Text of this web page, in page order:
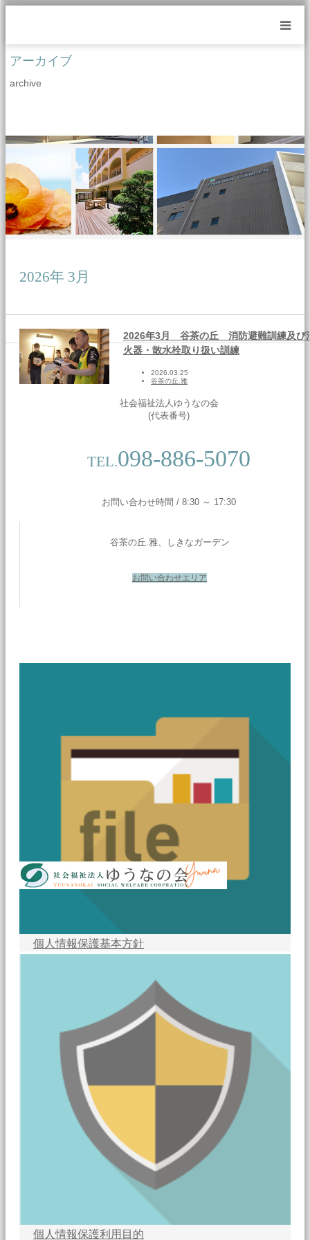
アーカイブ
archive
2026年 3月
2026年3月 谷茶の丘 消防避難訓練及び
火器・散水栓取り扱い訓練
2026.03.25
谷茶の丘.雅
社会福祉法人ゆうなの会
(代表番号)
TEL.098-886-5070
お問い合わせ時間 / 8:30 ～ 17:30
谷茶の丘.雅、しきなガーデン
お問い合わせエリア
個人情報保護基本方針
個人情報保護利用目的